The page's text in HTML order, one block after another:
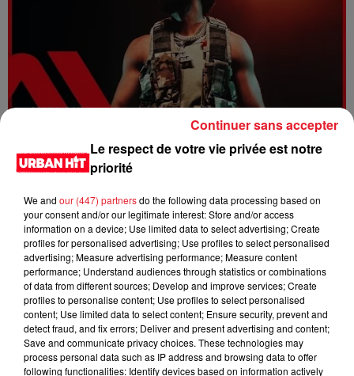
Dystinct - Yama
FOLA & Victony - golibe
Le respect de votre vie privée est notre
priorité
We and our (447) partnersdo the following data processing based on
your consent and/or our legitimate interest: Store and/or access
information on a device; Use limited data to select advertising; Create
profiles for personalised advertising; Use profiles to select personalised
advertising; Measure advertising performance; Measure content
performance; Understand audiences through statistics or combinations
of data from different sources; Develop and improve services; Create
profiles to personalise content; Use profiles to select personalised
content; Use limited data to select content; Ensure security, prevent and
detect fraud, and fix errors; Deliver and present advertising and content;
Save and communicate privacy choices. These technologies may
process personal data such as IP address and browsing data to offer
following functionalities: Identify devices based on information actively
Continuer sans accepter